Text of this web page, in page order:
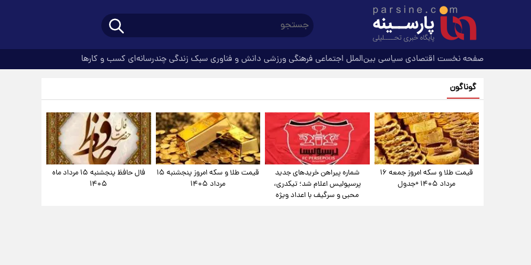
صفحه نخست اقتصادی سیاسی بین‌الملل اجتماعی فرهنگیورزشی دانش و فناوری سبک زندگیچندرسانه‌ای کسب و کارها
گوناگون
قیمت طلا و سکه امروز جمعه ۱۶
مرداد ۱۴۰۵ +جدول
شماره پیراهن خریدهای جدید
پرسپولیس اعلام شد؛ تیکدری،
محبی و سرگیف با اعداد ویژه
قیمت طلا و سکه امروز پنجشنبه ۱۵
مرداد ۱۴۰۵
فال حافظ پنجشنبه ۱۵ مرداد ماه
۱۴۰۵